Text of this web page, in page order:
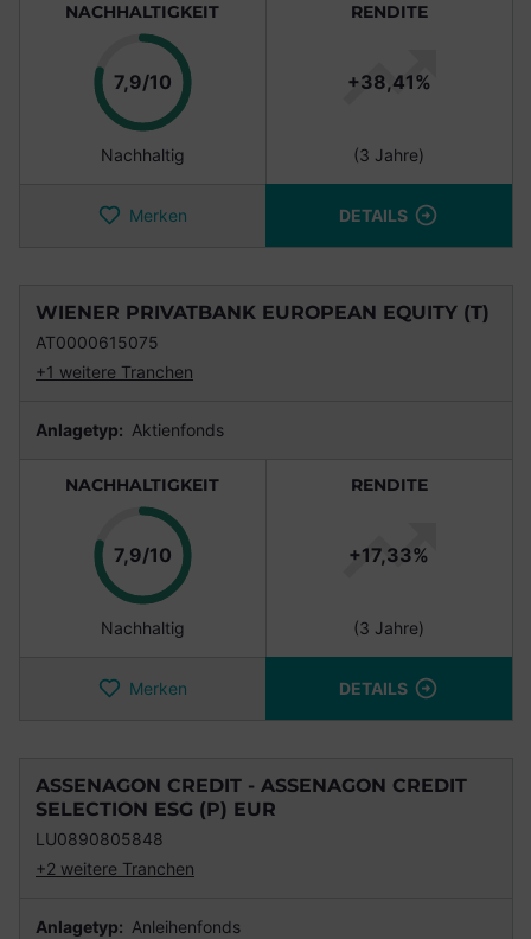
NACHHALTIGKEIT
7,9/10Punkte
Nachhaltig
RENDITE
+38,41%
(3 Jahre)
Merken DETAILS
WIENER PRIVATBANK EUROPEAN EQUITY (T)
AT0000615075
+1 weitere Tranchen
Anlagetyp: Aktienfonds
NACHHALTIGKEIT
7,9/10Punkte
Nachhaltig
RENDITE
+17,33%
(3 Jahre)
Merken DETAILS
ASSENAGON CREDIT - ASSENAGON CREDIT
SELECTION ESG (P) EUR
LU0890805848
+2 weitere Tranchen
Anlagetyp: Anleihenfonds